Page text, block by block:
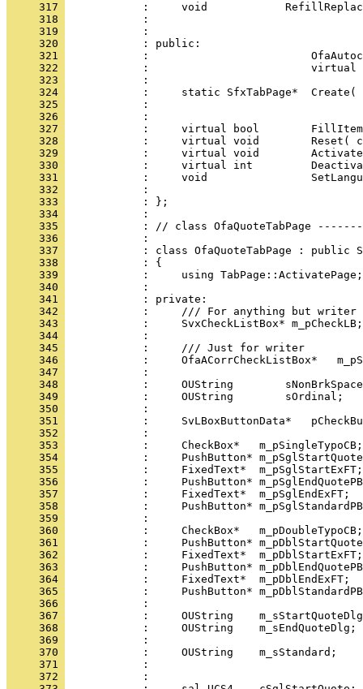
     317
     318
     319
     320
     321
     322
     323
     324
     325
     326
     327
     328
     329
     330
     331
     332
     333
     334
     335
     336
     337
     338
     339
     340
     341
     342
     343
     344
     345
     346
     347
     348
     349
     350
     351
     352
     353
     354
     355
     356
     357
     358
     359
     360
     361
     362
     363
     364
     365
     366
     367
     368
     369
     370
     371
     372